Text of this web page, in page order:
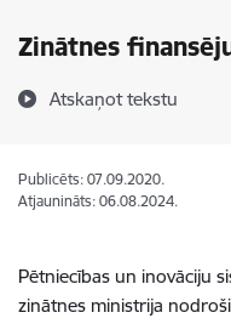
Zinātnes
Atskaņot tekstu
Publicēts: 07.09.2020.
Atjaunināts: 06.08.2024.
Pētniecības un inovāciju
zinātnes ministrija